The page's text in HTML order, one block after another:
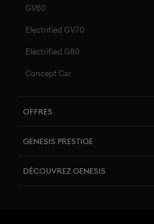
GV60
Electrified GV70
Electrified G80
Concept Car
Offres
Genesis Prestige
Garantie, Assistance et Entretiens
Découvrez Genesis​